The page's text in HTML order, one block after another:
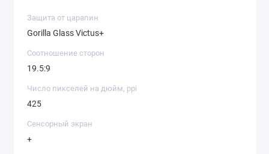
Защита от царапин
Gorilla Glass Victus+
Соотношение сторон
19.5:9
Число пикселей на дюйм, ppi
425
Сенсорный экран
+